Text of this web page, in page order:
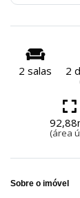
2 salas 2
(área
Sobre o imóvel